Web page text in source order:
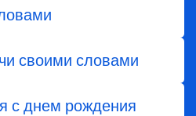
своими словами
с днем ​​рождения